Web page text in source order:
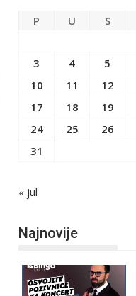
P U S
3
4 5
10
11 12
17
18 19
24
25 26
31
« jul
Najnovije